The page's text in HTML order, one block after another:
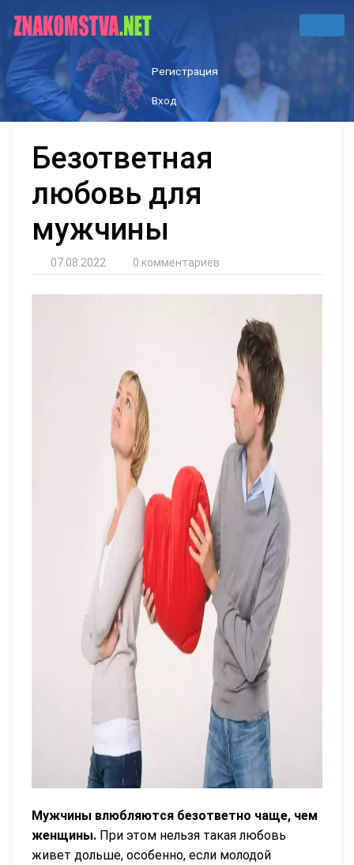
Регистрация
Вход
Безответная
любовь для
мужчины
07.08.2022 0 комментариев
Мужчины влюбляются безответно чаще, чем
женщины. При этом нельзя такая любовь
живет дольше, особенно, если молодой